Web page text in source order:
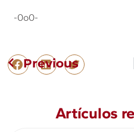
-0o0-
Previous
Artículos